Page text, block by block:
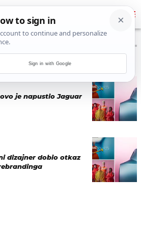
ZA TAG “GARY MCGOVERN
je napustio Jaguar
dizajner dobio otkaz
Sign in with Google